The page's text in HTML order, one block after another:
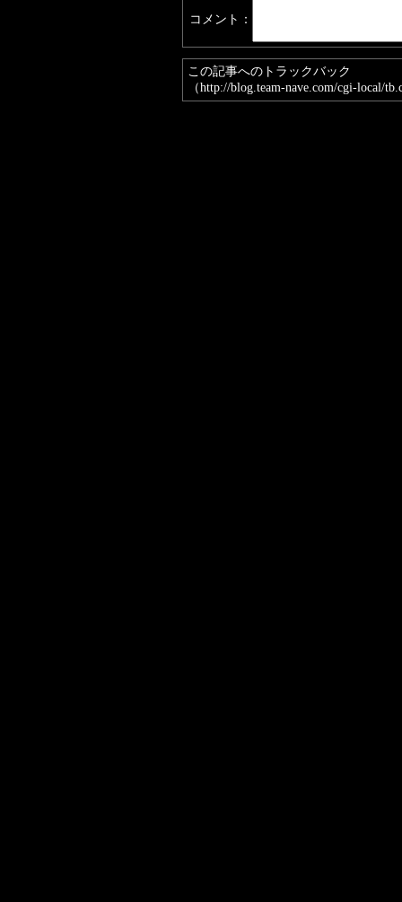
コメント：
この記事へのトラックバック
（http://blog.team-nave.com/cgi-local/